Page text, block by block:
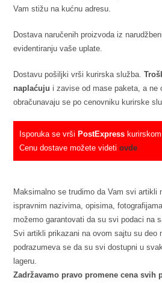
Vam stižu na kućnu adresu.
Dostava naručenih proizvoda iz
evidentiranju vaše uplate.
Dostavu pošiljki vrši kurirska služba.
naplaćuju i zavise od mase paketa, a ne
obračunavaju se po cenovniku kurirske
Isporuka se vrši PostExpress
Cenu dostave možete videtiovde
Maksimalno se trudimo da Vam svi artikli
ispravnim nazivima, opisima,
možemo garantovati da su svi podaci na
Svi artikli prikazani na ovom sajtu su deo
podrazumeva se da su svi dostupni u
lageru.
Zadržavamo pravo promene cena svih